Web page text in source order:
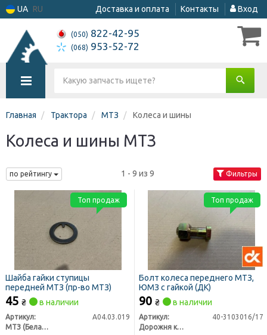
UA RU Доставка и оплата Контакты Вход
(050) 822-42-95
(068) 953-52-72
Главная Трактора МТЗ Колеса и шины
Колеса и шины МТЗ
по рейтингу 1 - 9 из 9 Фильтры
Шайба гайки ступицы
передней МТЗ (пр-во МТЗ)
45 ₴ в наличии
Артикул:
А04.03.019
МТЗ (Беларусь)
Топ продаж
Болт колеса переднего МТЗ,
ЮМЗ с гайкой (ДК)
90 ₴ в наличии
Артикул:
40-3103016/17
Дорожня карта
Топ продаж